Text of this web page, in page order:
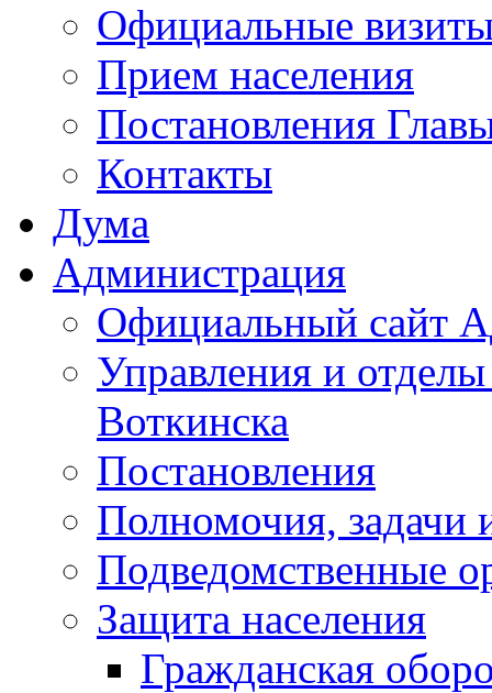
Официальные
Прием населения
Постановления
Контакты
Дума
Администрация
Официальный сайт
Управления и
Воткинска
Постановления
Полномочия, задачи
Подведомственные
Защита населения
Гражданская